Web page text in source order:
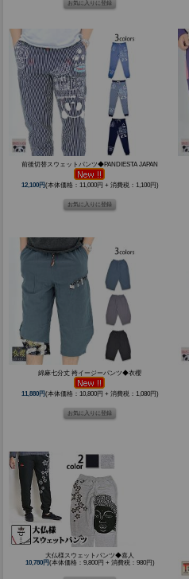
前後切替スウェットパンツ◆PANDIESTA JAPAN
12,100円(本体価格：11,000円 + 消費税：1,100円)
綿麻七分丈 袴イージーパンツ◆衣櫻
11,880円(本体価格：10,800円 + 消費税：1,080円)
大仏様スウェットパンツ◆喜人
10,780円(本体価格：9,800円 + 消費税：980円)